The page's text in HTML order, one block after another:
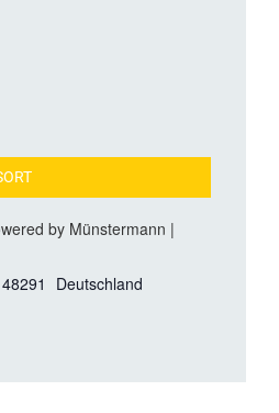
by Münstermann |
48291 Deutschland